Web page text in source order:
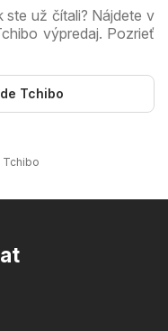
ste už čítali? Nájdete v
výpredaj. Pozrieť
Tchibo
Tchibo